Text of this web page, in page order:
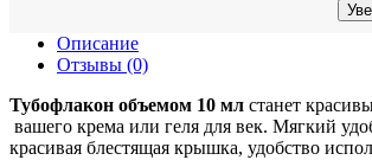
Описание
Отзывы (0)
Тубофлакон объемом 10 мл станет
вашего крема или геля для век. Мягкий
красивая блестящая крышка, удобство